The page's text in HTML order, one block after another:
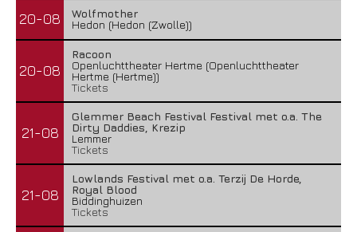
20-08
Wolfmother
Hedon (Hedon (Zwolle))
20-08
Racoon
Openluchttheater Hertme (Openluchttheater
Hertme (Hertme))
Tickets
21-08
Glemmer Beach Festival Festival met o.a. The
Dirty Daddies, Krezip
Lemmer
Tickets
21-08
Lowlands Festival met o.a. Terzij De Horde,
Royal Blood
Biddinghuizen
Tickets